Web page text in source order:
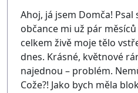
Ahoj, já jsem Domča! Psal
občance mi už pár
celkem živě moje tělo
dnes. Krásné, květnové
najednou – problém.
Cože?! Jako bych měla